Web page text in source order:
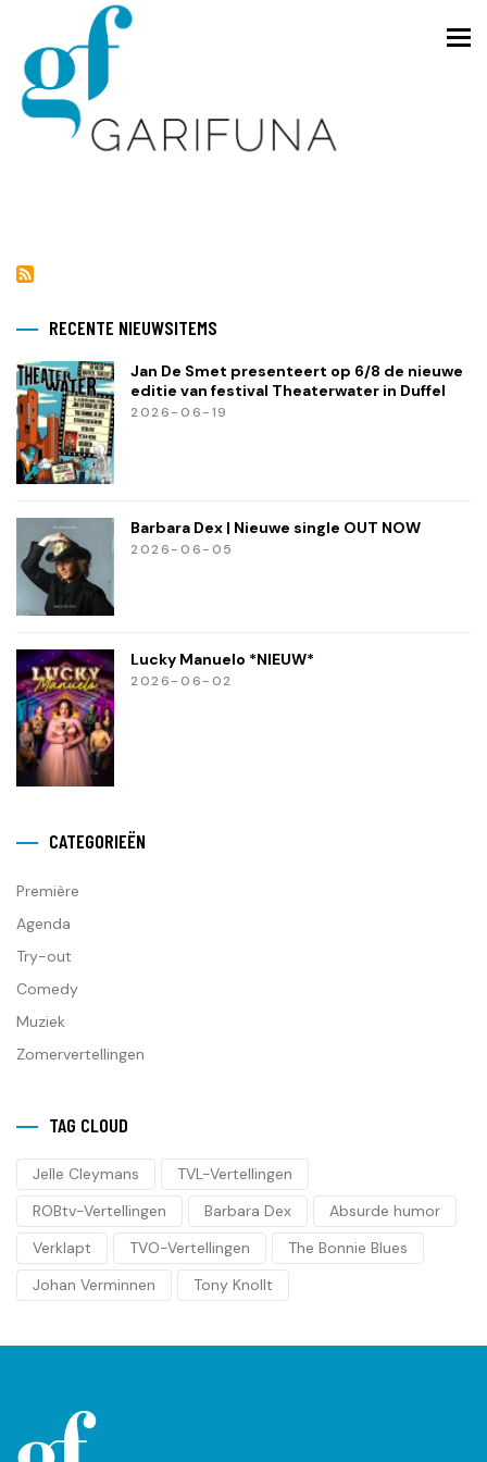
naar
inhoud
gaan
RECENTE NIEUWSITEMS
Jan De Smet presenteert op 6/8 de nieuwe
editie van festival Theaterwater in Duffel
2026-06-19
Barbara Dex | Nieuwe single OUT NOW
2026-06-05
Lucky Manuelo *NIEUW*
2026-06-02
CATEGORIEËN
Première
Agenda
Try-out
Comedy
Muziek
Zomervertellingen
TAG CLOUD
Jelle Cleymans
TVL-Vertellingen
ROBtv-Vertellingen
Barbara Dex
Absurde humor
Verklapt
TVO-Vertellingen
The Bonnie Blues
Johan Verminnen
Tony Knollt